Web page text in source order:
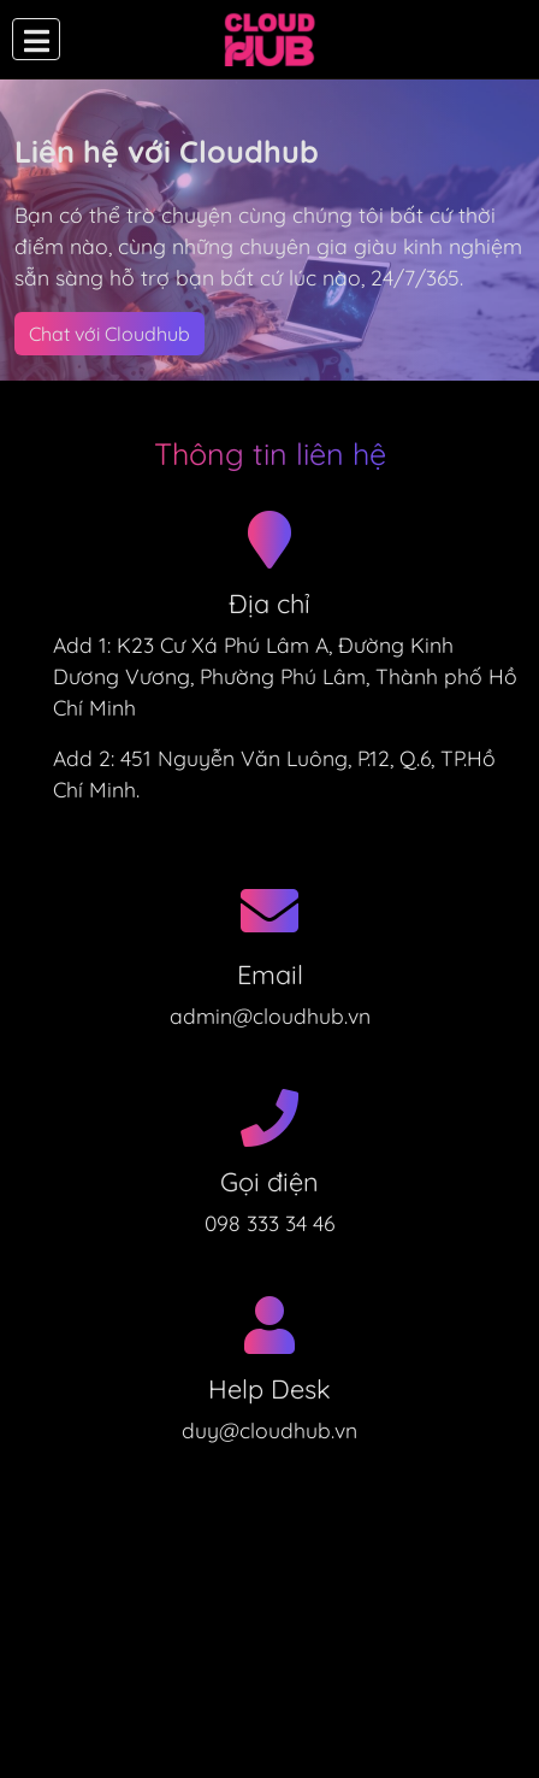
Liên hệ với Cloudhub
Bạn có thể trò chuyện cùng chúng tôi bất cứ thời
điểm nào, cùng những chuyên gia giàu kinh nghiệm
sẵn sàng hỗ trợ bạn bất cứ lúc nào, 24/7/365.
Chat với Cloudhub
Thông tin liên hệ
Địa chỉ
Add 1: K23 Cư Xá Phú Lâm A, Đường Kinh
Dương Vương, Phường Phú Lâm, Thành phố Hồ
Chí Minh
Add 2: 451 Nguyễn Văn Luông, P.12, Q.6, TP.Hồ
Chí Minh.
Email
admin@cloudhub.vn
Gọi điện
098 333 34 46
Help Desk
duy@cloudhub.vn